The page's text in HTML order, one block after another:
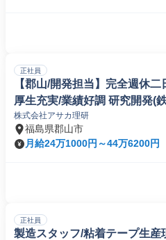
正社員
【郡山/開発担当】完全週休
厚生充実/業績好調 研究開発(
株式会社アサカ理研
福島県郡山市
月給24万1000円～44万6200円
正社員
製造スタッフ/粘着テープ生産